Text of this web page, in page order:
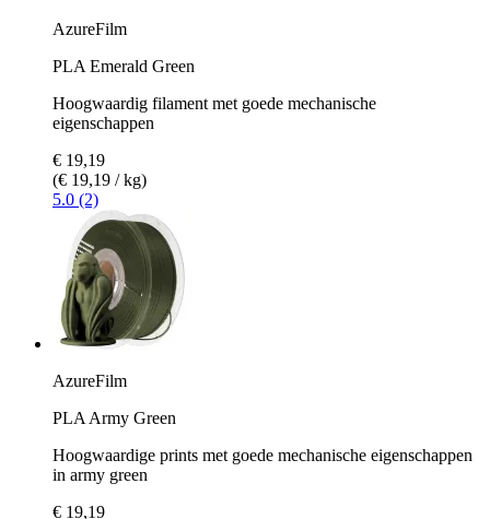
AzureFilm
PLA Emerald Green
Hoogwaardig filament met goede mechanische
eigenschappen
€ 19,19
(€ 19,19 / kg)
5.0 (2)
AzureFilm
PLA Army Green
Hoogwaardige prints met goede mechanische eigenschappen
in army green
€ 19,19